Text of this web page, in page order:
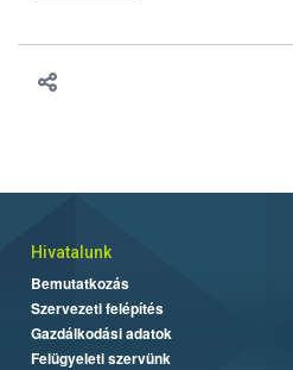
Hivatalunk
Bemutatkozás
Szervezeti felépítés
Gazdálkodási adatok
Felügyeleti szervünk